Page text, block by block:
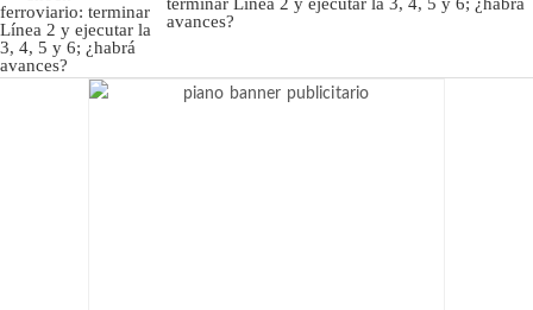
avances?